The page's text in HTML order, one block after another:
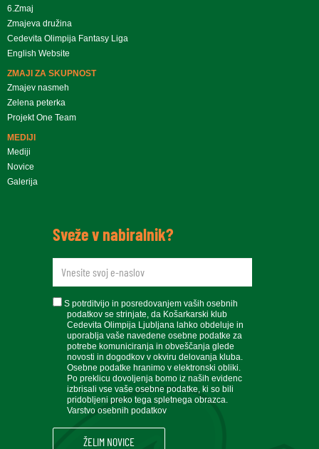
6.Zmaj
Zmajeva družina
Cedevita Olimpija Fantasy Liga
English Website
ZMAJI ZA SKUPNOST
Zmajev nasmeh
Zelena peterka
Projekt One Team
MEDIJI
Mediji
Novice
Galerija
Sveže v nabiralnik?
newsletteremail
soglasje
S potrditvijo in posredovanjem vaših osebnih
podatkov se strinjate, da Košarkarski klub
Cedevita Olimpija Ljubljana lahko obdeluje in
uporablja vaše navedene osebne podatke za
potrebe komuniciranja in obveščanja glede
novosti in dogodkov v okviru delovanja kluba.
Osebne podatke hranimo v elektronski obliki.
Po preklicu dovoljenja bomo iz naših evidenc
izbrisali vse vaše osebne podatke, ki so bili
pridobljeni preko tega spletnega obrazca.
Varstvo osebnih podatkov